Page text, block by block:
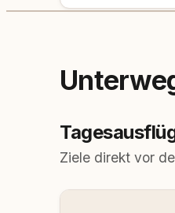
Ziele direkt vor